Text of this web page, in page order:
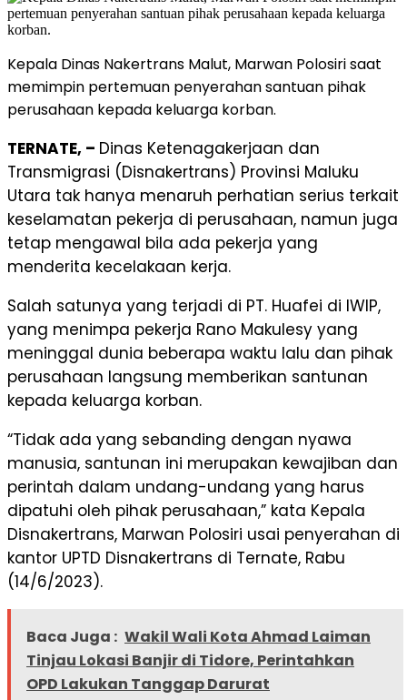
Kepala Dinas Nakertrans Malut, Marwan Polosiri saat
memimpin pertemuan penyerahan santuan pihak
perusahaan kepada keluarga korban.
TERNATE, – Dinas Ketenagakerjaan dan
Transmigrasi (Disnakertrans) Provinsi Maluku
Utara tak hanya menaruh perhatian serius terkait
keselamatan pekerja di perusahaan, namun juga
tetap mengawal bila ada pekerja yang
menderita kecelakaan kerja.
Salah satunya yang terjadi di PT. Huafei di IWIP,
yang menimpa pekerja Rano Makulesy yang
meninggal dunia beberapa waktu lalu dan pihak
perusahaan langsung memberikan santunan
kepada keluarga korban.
“Tidak ada yang sebanding dengan nyawa
manusia, santunan ini merupakan kewajiban dan
perintah dalam undang-undang yang harus
dipatuhi oleh pihak perusahaan,” kata Kepala
Disnakertrans, Marwan Polosiri usai penyerahan di
kantor UPTD Disnakertrans di Ternate, Rabu
(14/6/2023).
Baca Juga : Wakil Wali Kota Ahmad Laiman
Tinjau Lokasi Banjir di Tidore, Perintahkan
OPD Lakukan Tanggap Darurat